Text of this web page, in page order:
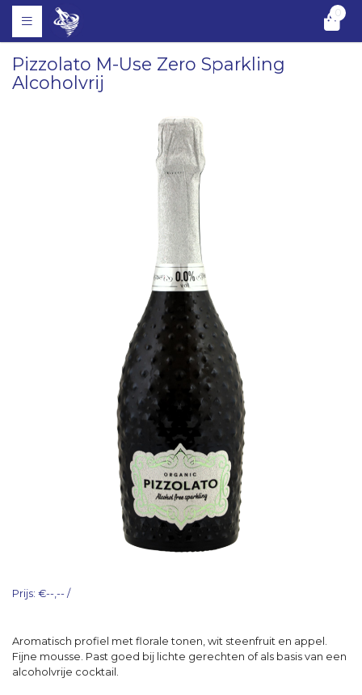
0
Pizzolato M-Use Zero Sparkling
Alcoholvrij
Prijs: €--,-- /
Aromatisch profiel met florale tonen, wit steenfruit en appel.
Fijne mousse. Past goed bij lichte gerechten of als basis van een
alcoholvrije cocktail.